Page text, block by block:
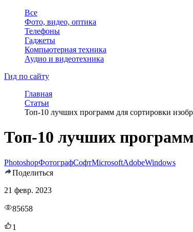
Все
Фото, видео, оптика
Телефоны
Гаджеты
Компьютерная техника
Аудио и видеотехника
Гид по сайту
Главная
Статьи
Топ-10 лучших программ для сортировки
Топ-10 лучших программ
PhotoshopФотографСофтMicrosoftAdobeWindows
Поделиться
21 февр. 2023
85658
1